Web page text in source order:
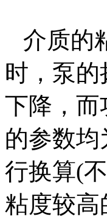
介质的
时，泵
下降，而
的参数
行换算(
粘度较高